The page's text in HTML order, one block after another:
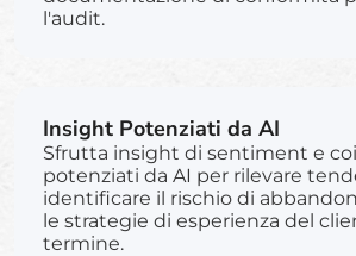
l'audit.
Insight Potenziati da AI
Sfrutta insight di sentiment e
potenziati da AI per rilevare
identificare il rischio di
le strategie di esperienza del
termine.